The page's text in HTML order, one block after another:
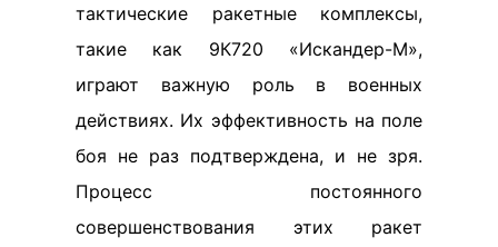
тактические ракетные комплексы,
такие как 9К720 «Искандер-М»,
играют важную роль в военных
действиях. Их эффективность на поле
боя не раз подтверждена, и не зря.
Процесс постоянного
совершенствования этих ракет